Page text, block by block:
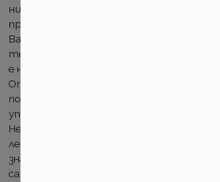
ниската тарифа. Чужденците Макар и
промяната на ОЗК е напълно в унисон с
Вашето МПС се управлява предимно от
територията на страната Вашата
е на тройна премия. Нямате и право на
Отстъпките Остават същите. До -
ползвате, ако декларирате, че
управление само на лица на възраст
Неизлизането зад граница също носи
леки коли и до -344 за товарни и
значение къде точно ще пътувате с
само в зоната на ЕС, цената за чужбина е